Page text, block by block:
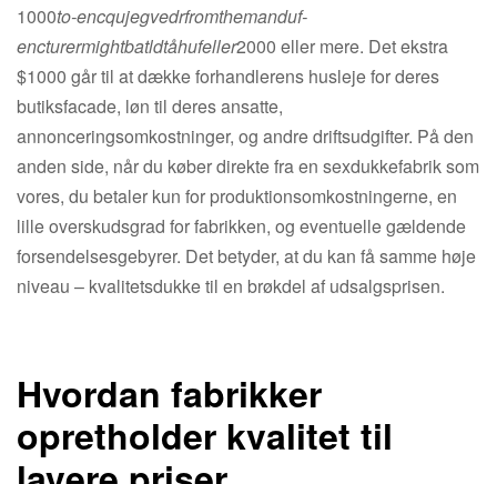
1000to-encqujegvedrfromthemanduf-
encturermightbatldtåhufeller2000 eller mere. Det ekstra
$1000 går til at dække forhandlerens husleje for deres
butiksfacade, løn til deres ansatte,
annonceringsomkostninger, og andre driftsudgifter. På den
anden side, når du køber direkte fra en sexdukkefabrik som
vores, du betaler kun for produktionsomkostningerne, en
lille overskudsgrad for fabrikken, og eventuelle gældende
forsendelsesgebyrer. Det betyder, at du kan få samme høje
niveau – kvalitetsdukke til en brøkdel af udsalgsprisen.
Hvordan fabrikker
opretholder kvalitet til